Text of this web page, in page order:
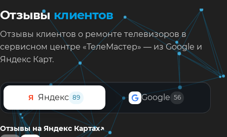
Отзывыклиентов
Отзывы клиентов о ремонте телевизоров в
сервисном центре «ТелеМастер» — из Google и
Я Яндекс 89 Google 56